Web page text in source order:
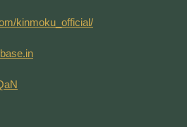
kinmoku_official/